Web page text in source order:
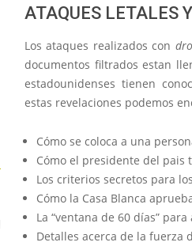
ATAQUES LETALES
Los ataques realizados con
documentos filtrados estan
estadounidenses tienen
estas revelaciones podemos
Cómo se coloca a una
Cómo el presidente del pais
Los criterios secretos para
Cómo la Casa Blanca
La “ventana de 60 días”
Detalles acerca de la fuerza